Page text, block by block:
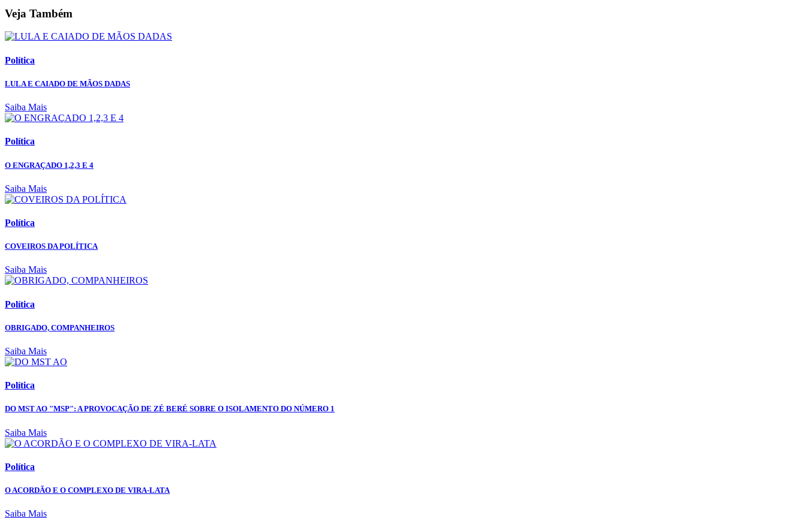
Veja Também
Política
LULA E CAIADO DE MÃOS DADAS
Saiba Mais
Política
O ENGRAÇADO 1,2,3 E 4
Saiba Mais
Política
COVEIROS DA POLÍTICA
Saiba Mais
Política
OBRIGADO, COMPANHEIROS
Saiba Mais
Política
DO MST AO "MSP": A PROVOCAÇÃO DE ZÉ BERÉ SOBRE O ISOLAMENTO DO NÚMERO 1
Saiba Mais
Política
O ACORDÃO E O COMPLEXO DE VIRA-LATA
Saiba Mais